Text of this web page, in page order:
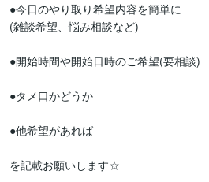
●今日のやり取り希望内容を簡単に
(雑談希望、悩み相談など)
●開始時間や開始日時のご希望(要相談)
●タメ口かどうか
●他希望があれば
を記載お願いします☆